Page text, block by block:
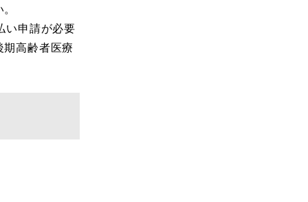
い申請が必要
高齢者医療